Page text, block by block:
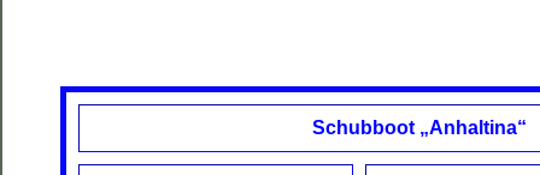
Schubboot „Anhaltina“